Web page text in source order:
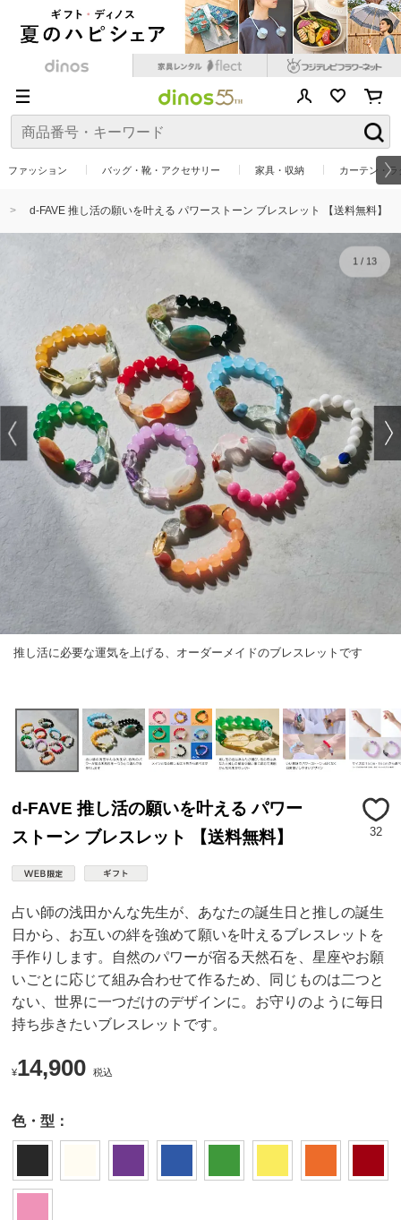
ファッション バッグ・靴・アクセサリー 家具・収納 カーテン・
d-FAVE 推し活の願いを叶える パワーストーン ブレスレット 【送料無料】
推し活に必要な運気を上げる、オーダーメイドのブレスレットです
1/ 13
d-FAVE 推し活の願いを叶える パワー
ストーン ブレスレット 【送料無料】
32
占い師の浅田かんな先生が、あなたの誕生日と推しの誕生
日から、お互いの絆を強めて願いを叶えるブレスレットを
手作りします。自然のパワーが宿る天然石を、星座やお願
いごとに応じて組み合わせて作るため、同じものは二つと
ない、世界に一つだけのデザインに。お守りのように毎日
持ち歩きたいブレスレットです。
¥14,900 税込
色・型：